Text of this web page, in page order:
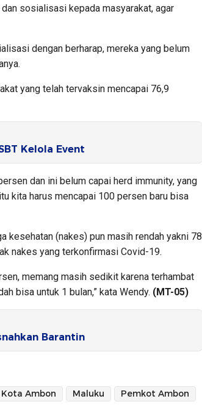
sosialisasi kepada masyarakat, agar
dengan berharap, mereka yang belum
yang telah tervaksin mencapai 76,9
Kelola Event
dan ini belum capai herd immunity, yang
kita harus mencapai 100 persen baru bisa
kesehatan (nakes) pun masih rendah yakni 78
nakes yang terkonfirmasi Covid-19.
memang masih sedikit karena terhambat
bisa untuk 1 bulan,” kata Wendy. (MT-05)
Barantin
Ambon Maluku Pemkot Ambon